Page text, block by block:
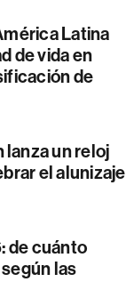
Latina
de vida en
de
lanza un reloj
el alunizaje
de cuánto
las